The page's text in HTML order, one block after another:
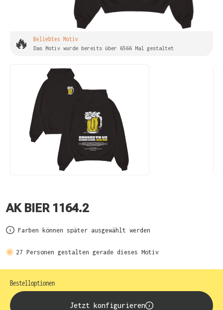
🔥 Beliebtes Motiv
Das Motiv wurde bereits über 6566 Mal gestaltet
AK BIER 1164.2
Farben können später ausgewählt werden
27 Personen gestalten gerade dieses Motiv
Bestelloptionen
Jetzt konfigurieren